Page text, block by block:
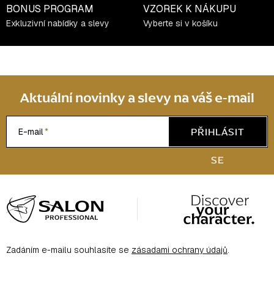
BONUS PROGRAM
Exkluzivní nabídky a slevy
VZOREK K NÁKUPU
Vyberte si v košíku
Aktuální novinky a slevy na váš e-mail
E-mail
PŘIHLÁSIT
SE
á
p
Zadáním e-mailu souhlasíte se zásadami ochrany údajů.